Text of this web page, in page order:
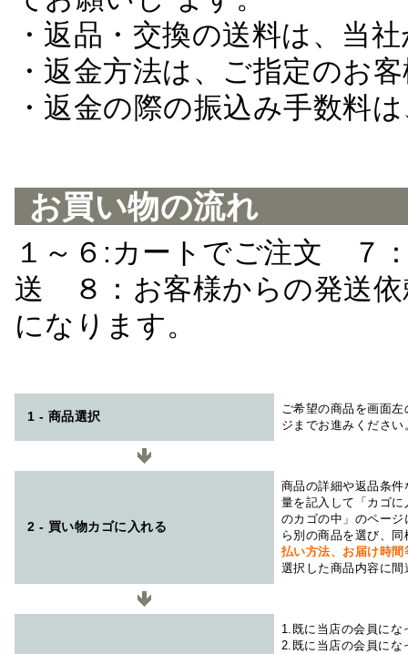
・返品・交換の送料は、当
・返金方法は、ご指定のお
・返金の際の振込み手数料
お買い物の流れ
１～６:カートでご注文 ７
送 ８：お客様からの発送
になります。
1 - 商品選択
ご希望の商品を画面
ジまでお進みください
2 - 買い物カゴに入れる
商品の詳細や返品条
量を記入して「カゴ
のカゴの中」のペー
ら別の商品を選び、
払い方法、お届け時
選択した商品内容に
1.既に当店の会員にな
2.既に当店の会員にな